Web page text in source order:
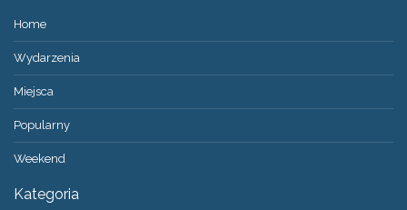
Home
Wydarzenia
Miejsca
Popularny
Weekend
Kategoria